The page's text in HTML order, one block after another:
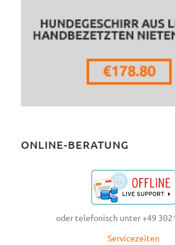
ONLINE-BERATUNG
oder telefonisch unter +49
Servicezeiten